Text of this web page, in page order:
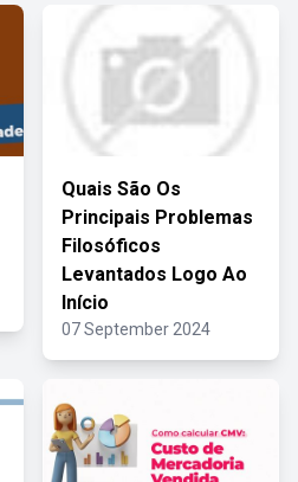
Quais São Os
Principais Problemas
Filosóficos
Levantados Logo Ao
Início
07 September 2024